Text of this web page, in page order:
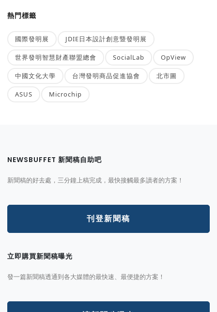
熱門標籤
國際發明展 JDIE日本設計創意暨發明展
世界發明智慧財產聯盟總會 SocialLab OpView
中國文化大學 台灣發明商品促進協會 北市圖
ASUS Microchip
NEWSBUFFET 新聞稿自助吧
新聞稿的好去處，三分鐘上稿完成，最快接觸最多讀者的方案！
刊登新聞稿
立即購買新聞稿曝光
發一篇新聞稿透通到各大媒體的最快速、最便捷的方案！